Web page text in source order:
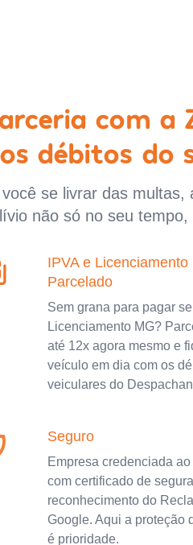
com
débitos do
se livrar das multas,
não só no seu
IPVA e Licenciamento
Parcelado
Sem grana para pagar
Licenciamento MG?
até 12x agora mesmo e
veículo em dia com os
veiculares do
Seguro
Empresa credenciada
com certificado de
reconhecimento do
Google. Aqui a proteção
é prioridade.